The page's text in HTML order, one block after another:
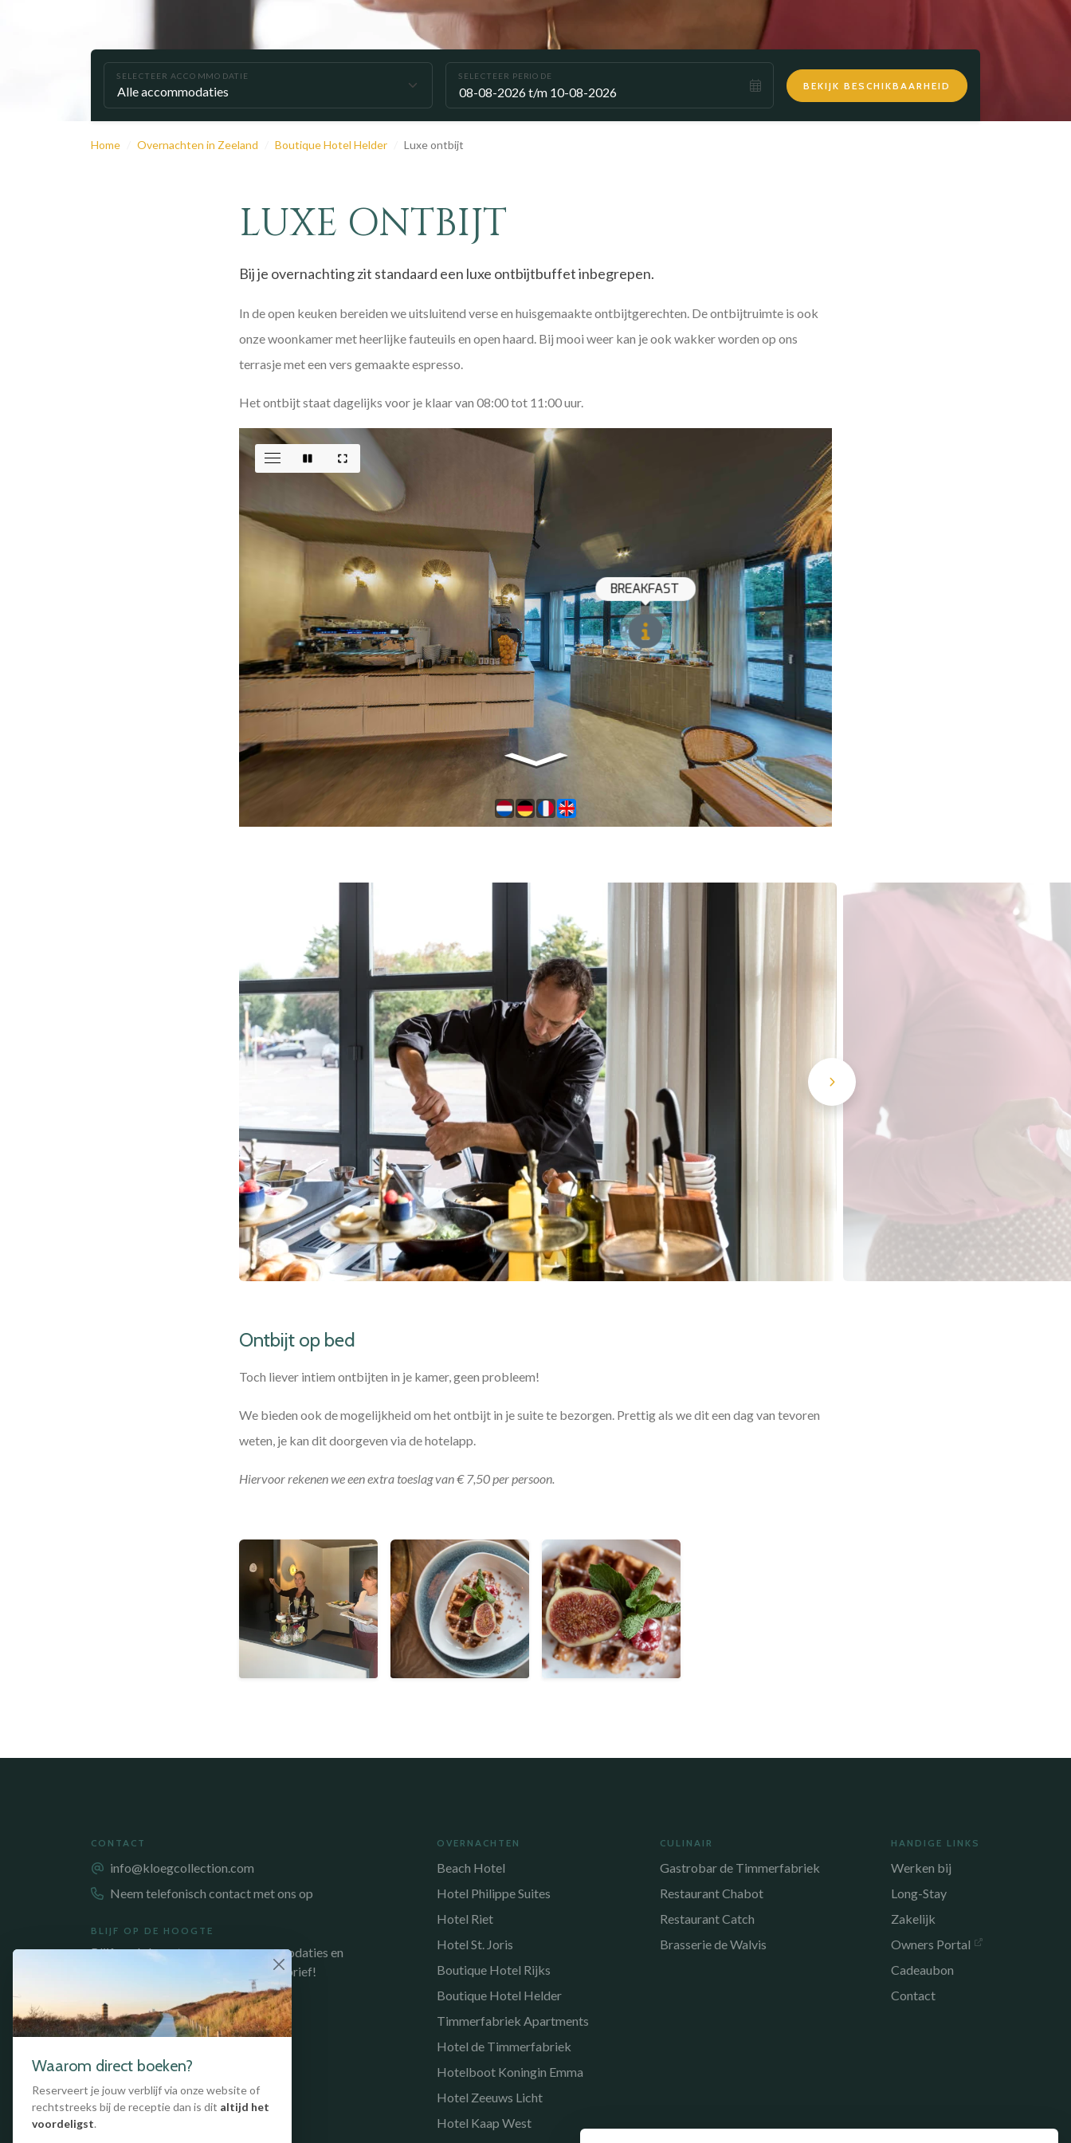
Waarom direct boeken?
Reserveert je jouw verblijf via onze website of
rechtstreeks bij de receptie dan is dit altijd het
voordeligst.
SELECTEER ACCOMMODATIE SELECTEER PERIODE
BEKIJK BESCHIKBAARHEID
Home Overnachten in Zeeland Boutique Hotel Helder Luxe ontbijt
LUXE ONTBIJT
Bij je overnachting zit standaard een luxe ontbijtbuffet inbegrepen.
In de open keuken bereiden we uitsluitend verse en huisgemaakte ontbijtgerechten. De ontbijtruimte is ook
onze woonkamer met heerlijke fauteuils en open haard. Bij mooi weer kan je ook wakker worden op ons
terrasje met een vers gemaakte espresso.
Het ontbijt staat dagelijks voor je klaar van 08:00 tot 11:00 uur.
Ontbijt op bed
Toch liever intiem ontbijten in je kamer, geen probleem!
We bieden ook de mogelijkheid om het ontbijt in je suite te bezorgen. Prettig als we dit een dag van tevoren
weten, je kan dit doorgeven via de hotelapp.
Hiervoor rekenen we een extra toeslag van € 7,50 per persoon.
CONTACT
info@kloegcollection.com
Neem telefonisch contact met ons op
BLIJF OP DE HOOGTE
Blijf op de hoogte van onze accommodaties en
acties, meld je aan voor onze nieuwsbrief!
AANMELDEN NIEUWSBRIEF
OVERNACHTEN
Beach Hotel
Hotel Philippe Suites
Hotel Riet
Hotel St. Joris
Boutique Hotel Rijks
Boutique Hotel Helder
Timmerfabriek Apartments
Hotel de Timmerfabriek
Hotelboot Koningin Emma
Hotel Zeeuws Licht
Hotel Kaap West
CULINAIR
Gastrobar de Timmerfabriek
Restaurant Chabot
Restaurant Catch
Brasserie de Walvis
HANDIGE LINKS
Werken bij
Long-Stay
Zakelijk
Owners Portal
Cadeaubon
Contact